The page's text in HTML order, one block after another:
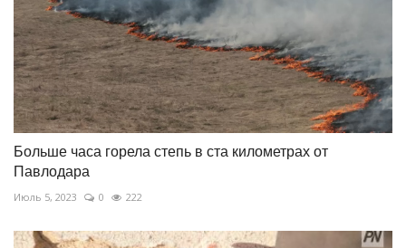
Больше часа горела степь в ста километрах от
Павлодара
Июль 5, 2023 0 222